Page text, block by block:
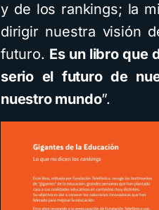
y de los rankings; la
dirigir nuestra visión
futuro. Es un libro que
serio el futuro de
nuestro mundo”.